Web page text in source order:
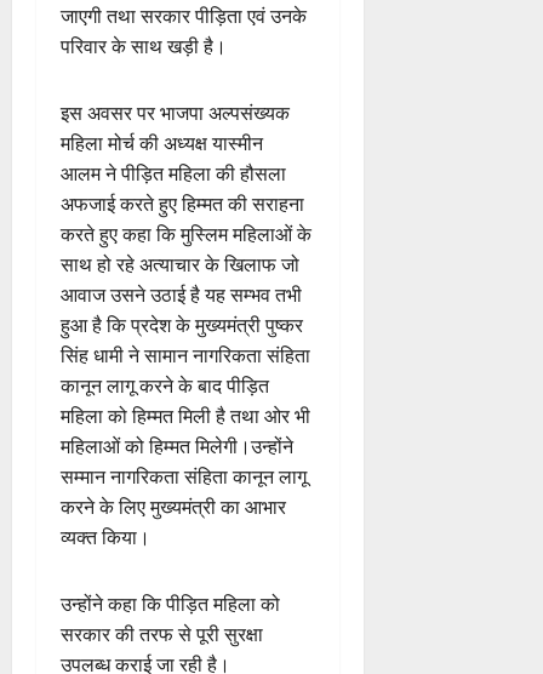
जाएगी तथा सरकार पीड़िता एवं उनके
परिवार के साथ खड़ी है।
इस अवसर पर भाजपा अल्पसंख्यक
महिला मोर्च की अध्यक्ष यास्मीन
आलम ने पीड़ित महिला की हौसला
अफजाई करते हुए हिम्मत की सराहना
करते हुए कहा कि मुस्लिम महिलाओं के
साथ हो रहे अत्याचार के खिलाफ जो
आवाज उसने उठाई है यह सम्भव तभी
हुआ है कि प्रदेश के मुख्यमंत्री पुष्कर
सिंह धामी ने सामान नागरिकता संहिता
कानून लागू करने के बाद पीड़ित
महिला को हिम्मत मिली है तथा ओर भी
महिलाओं को हिम्मत मिलेगी।उन्होंने
सम्मान नागरिकता संहिता कानून लागू
करने के लिए मुख्यमंत्री का आभार
व्यक्त किया।
उन्होंने कहा कि पीड़ित महिला को
सरकार की तरफ से पूरी सुरक्षा
उपलब्ध कराई जा रही है।